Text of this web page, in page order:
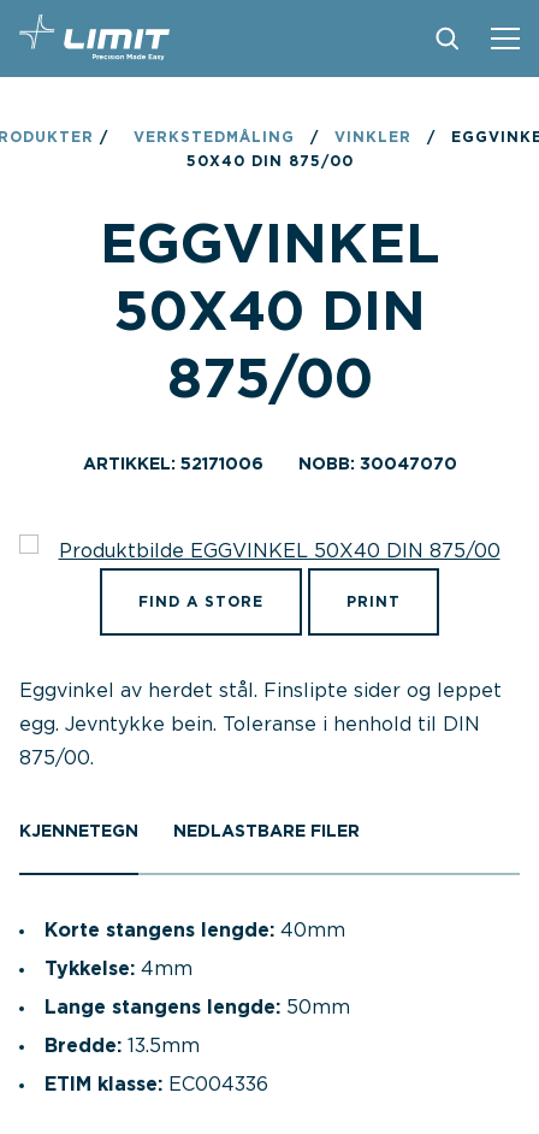
PRODUKTER
BLI FORHANDLER
OM LIMIT
NEDLASTINGER
/ VERKSTEDMÅLING / VINKLER /
50X40 DIN 875/00
EGGVINKEL
50X40 DIN
875/00
ARTIKKEL: 52171006 NOBB: 30047070
FIND A STORE PRINT
Eggvinkel av herdet stål. Finslipte sider og leppet
egg. Jevntykke bein. Toleranse i henhold til DIN
875/00.
KJENNETEGN NEDLASTBARE FILER
Korte stangens lengde: 40mm
Tykkelse: 4mm
Lange stangens lengde: 50mm
Bredde: 13.5mm
ETIM klasse: EC004336